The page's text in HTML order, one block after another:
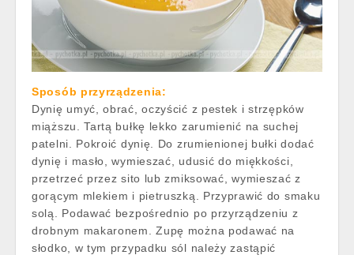
Sposób przyrządzenia:
Dynię umyć, obrać, oczyścić z pestek i strzępków
miąższu. Tartą bułkę lekko zarumienić na suchej
patelni. Pokroić dynię. Do zrumienionej bułki dodać
dynię i masło, wymieszać, udusić do miękkości,
przetrzeć przez sito lub zmiksować, wymieszać z
gorącym mlekiem i pietruszką. Przyprawić do smaku
solą. Podawać bezpośrednio po przyrządzeniu z
drobnym makaronem. Zupę można podawać na
słodko, w tym przypadku sól należy zastąpić